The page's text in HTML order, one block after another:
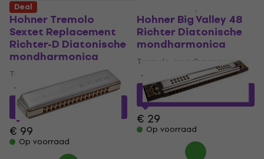
Hohner Tremolo
Sextet Replacement
Richter-D Diatonische
mondharmonica
Tremelo-mondharmonica
4,5
€ 77,16met code
MUZMUZ-20
€ 99
Op voorraad
Hohner Big Valley 48
Richter Diatonische
mondharmonica
Tremelo-mondharmonica
4,3
€ 20,65met code
MUZMUZ-25
€ 29
Op voorraad
Deal